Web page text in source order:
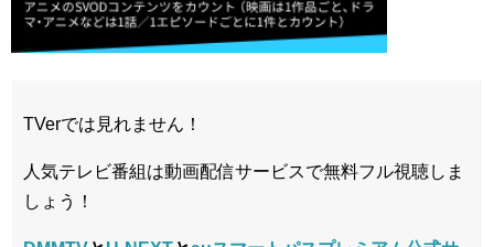
TVerでは見れません！
人気テレビ番組は動画配信サービスで無料フル視聴しま
しょう！